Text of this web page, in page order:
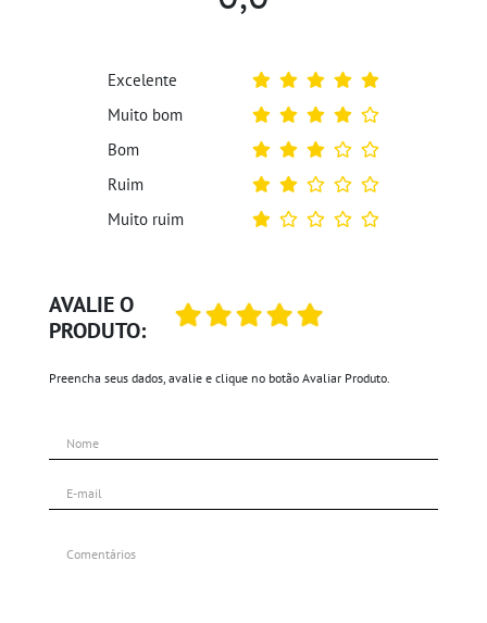
AVALIE O
PRODUTO:
Preencha seus dados, avalie e clique no botão Avaliar Produto.
Excelente
Muito bom
Bom
Ruim
Muito ruim